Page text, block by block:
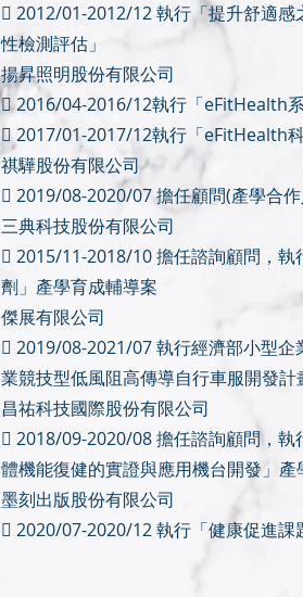
 2012/01-2012/12 執行「提升舒適感
性檢測評估」
揚昇照明股份有限公司
 2016/04-2016/12執行「eFitHealth系
 2017/01-2017/12執行「eFitHealth科
祺驊股份有限公司
 2019/08-2020/07 擔任顧問(產學合
三典科技股份有限公司
 2015/11-2018/10 擔任諮詢顧問，執
劑」產學育成輔導案
傑展有限公司
 2019/08-2021/07 執行經濟部小型企
業競技型低風阻高傳導自行車服開發計
昌祐科技國際股份有限公司
 2018/09-2020/08 擔任諮詢顧問，執
體機能復健的實證與應用機台開發」產
墨刻出版股份有限公司
 2020/07-2020/12 執行「健康促進課